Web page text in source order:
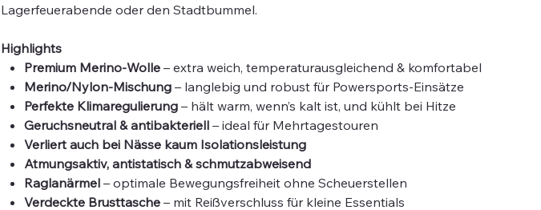
Lagerfeuerabende oder den Stadtbummel.
Highlights
Premium Merino-Wolle– extra weich, temperaturausgleichend & komfortabel
Merino/Nylon-Mischung– langlebig und robust für Powersports-Einsätze
Perfekte Klimaregulierung– hält warm, wenn’s kalt ist, und kühlt bei Hitze
Geruchsneutral & antibakteriell– ideal für Mehrtagestouren
Verliert auch bei Nässe kaum Isolationsleistung
Atmungsaktiv, antistatisch & schmutzabweisend
Raglanärmel– optimale Bewegungsfreiheit ohne Scheuerstellen
Verdeckte Brusttasche– mit Reißverschluss für kleine Essentials